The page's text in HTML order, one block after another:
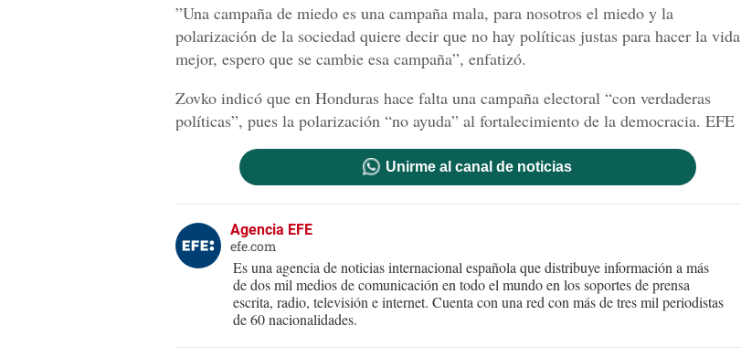
”Una campaña de miedo es una campaña mala, para nosotros el miedo y la
polarización de la sociedad quiere decir que no hay políticas justas para hacer la vida
mejor, espero que se cambie esa campaña”, enfatizó.
Zovko indicó que en Honduras hace falta una campaña electoral “con verdaderas
políticas”, pues la polarización “no ayuda” al fortalecimiento de la democracia. EFE
Unirme al canal de noticias
Agencia EFE
efe.com
Es una agencia de noticias internacional española que distribuye información a más
de dos mil medios de comunicación en todo el mundo en los soportes de prensa
escrita, radio, televisión e internet. Cuenta con una red con más de tres mil periodistas
de 60 nacionalidades.